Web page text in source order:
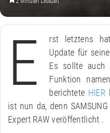
Mail
E
rst letztens
Update für
Es sollte auch
Funktion
berichtete HIER
ist nun da, denn
Expert RAW veröffentlicht .